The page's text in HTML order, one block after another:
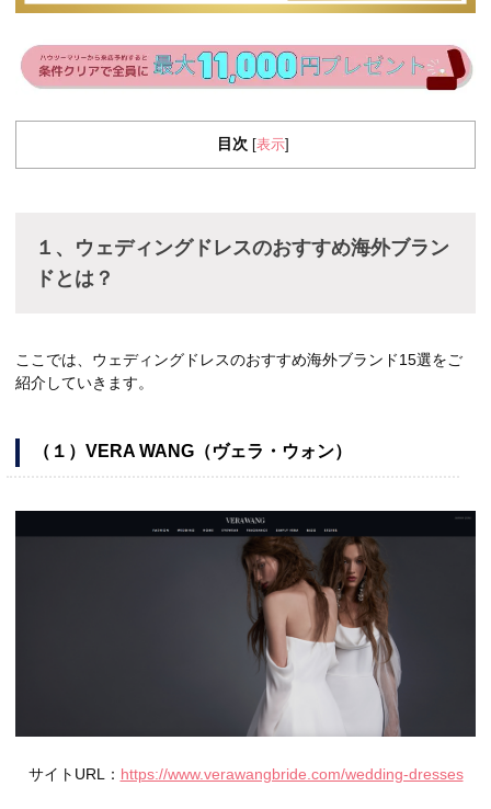
目次 表示
１、ウェディングドレスのおすすめ海外ブラン
ドとは？
ここでは、ウェディングドレスのおすすめ海外ブランド15選をご
紹介していきます。
（１）VERA WANG（ヴェラ・ウォン）
サイトURL： https://www.verawangbride.com/wedding-dresses